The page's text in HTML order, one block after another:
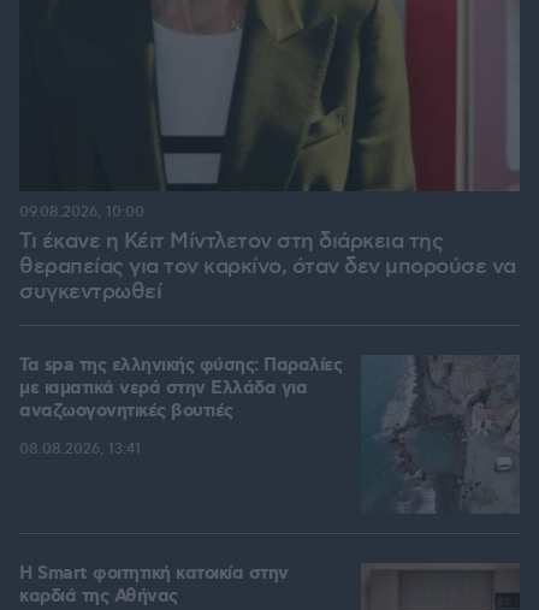
Τι έκανε η Κέιτ Μίντλετον στη διάρκεια της
θεραπείας για τον καρκίνο, όταν δεν μπορούσε να
συγκεντρωθεί
09.08.2026, 10:00
Τα spa της ελληνικής φύσης: Παραλίες
με ιαματικά νερά στην Ελλάδα για
αναζωογονητικές βουτιές
08.08.2026, 13:41
Η Smart φοιτητική κατοικία στην
καρδιά της Αθήνας